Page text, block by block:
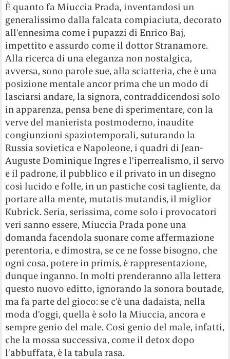
È quanto fa Miuccia Prada, inventandosi un
generalissimo dalla falcata compiaciuta, decorato
all’ennesima come i pupazzi di Enrico Baj,
impettito e assurdo come il dottor Stranamore.
Alla ricerca di una eleganza non nostalgica,
avversa, sono parole sue, alla sciatteria, che è una
posizione mentale ancor prima che un modo di
lasciarsi andare, la signora, contraddicendosi solo
in apparenza, pensa bene di sperimentare, con la
verve del manierista postmoderno, inaudite
congiunzioni spaziotemporali, suturando la
Russia sovietica e Napoleone, i quadri di Jean-
Auguste Dominique Ingres e l’iperrealismo, il servo
e il padrone, il pubblico e il privato in un disegno
così lucido e folle, in un pastiche così tagliente, da
portare alla mente, mutatis mutandis, il miglior
Kubrick. Seria, serissima, come solo i provocatori
veri sanno essere, Miuccia Prada pone una
domanda facendola suonare come affermazione
perentoria, e dimostra, se ce ne fosse bisogno, che
ogni cosa, potere in primis, è rappresentazione,
dunque inganno. In molti prenderanno alla lettera
questo nuovo editto, ignorando la sonora boutade,
ma fa parte del gioco: se c’è una dadaista, nella
moda d’oggi, quella è solo la Miuccia, ancora e
sempre genio del male. Così genio del male, infatti,
che la mossa successiva, come il detox dopo
l’abbuffata, è la tabula rasa.